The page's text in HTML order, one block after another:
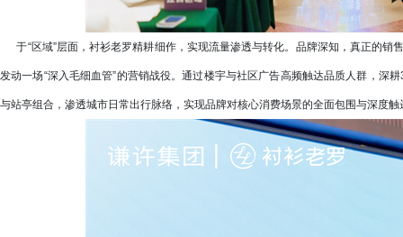
于“区域”层面，衬衫老罗精耕细作，实现流量渗透与转化。品牌深知，真正的销
发动一场“深入毛细血管”的营销战役。通过楼宇与社区广告高频触达品质人群，深
与站亭组合，渗透城市日常出行脉络，实现品牌对核心消费场景的全面包围与深度触